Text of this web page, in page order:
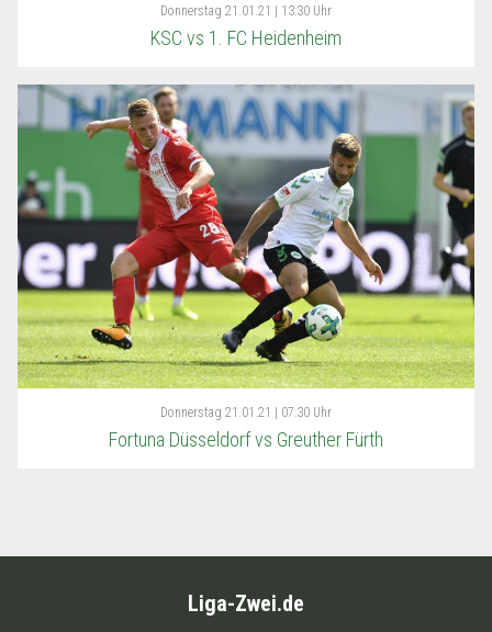
Donnerstag 21.01.21 | 13:30 Uhr
KSC vs 1. FC Heidenheim
Donnerstag 21.01.21 | 07:30 Uhr
Fortuna Düsseldorf vs Greuther Fürth
Liga-Zwei.de